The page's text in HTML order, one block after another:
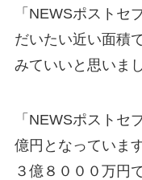
「NEWSポストセ
だいたい近い面積
みていいと思いまし
「NEWSポストセ
億円となっていま
３億８０００万円